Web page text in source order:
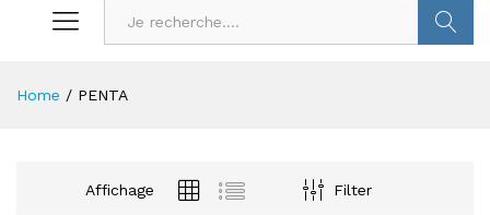
Home / PENTA
Affichage Filter